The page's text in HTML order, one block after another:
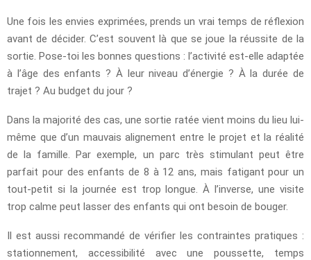
Une fois les envies exprimées, prends un vrai temps de réflexion
avant de décider. C’est souvent là que se joue la réussite de la
sortie. Pose-toi les bonnes questions : l’activité est-elle adaptée
à l’âge des enfants ? À leur niveau d’énergie ? À la durée de
trajet ? Au budget du jour ?
Dans la majorité des cas, une sortie ratée vient moins du lieu lui-
même que d’un mauvais alignement entre le projet et la réalité
de la famille. Par exemple, un parc très stimulant peut être
parfait pour des enfants de 8 à 12 ans, mais fatigant pour un
tout-petit si la journée est trop longue. À l’inverse, une visite
trop calme peut lasser des enfants qui ont besoin de bouger.
Il est aussi recommandé de vérifier les contraintes pratiques :
stationnement, accessibilité avec une poussette, temps